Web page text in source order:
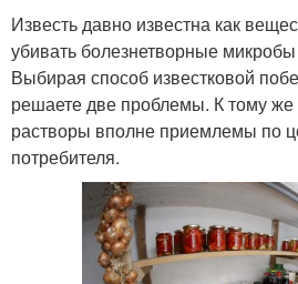
Известь давно известна как
убивать болезнетворные
Выбирая способ известковой
решаете две проблемы. К тому же
растворы вполне приемлемы по
потребителя.